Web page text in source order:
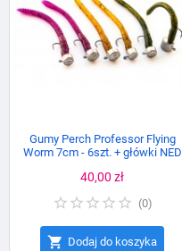
Gumy Perch Professor Flying
Worm 7cm - 6szt. + główki NED
Cena
40,00 zł
(0)
 Dodaj do koszyka